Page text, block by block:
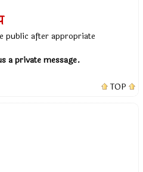
public after appropriate
a private message.
TOP